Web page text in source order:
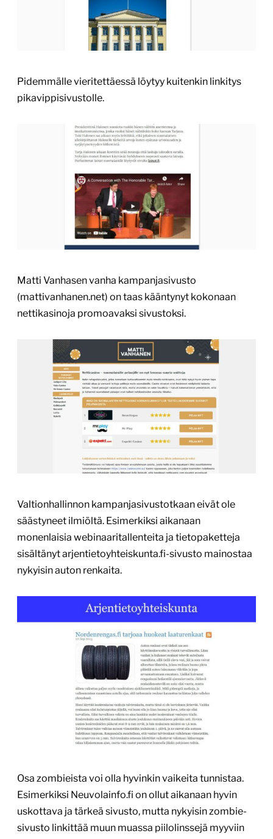
Pidemmälle vieritettäessä löytyy kuitenkin linkitys
pikavippisivustolle.
Matti Vanhasen vanha kampanjasivusto
(mattivanhanen.net) on taas kääntynyt kokonaan
nettikasinoja promoavaksi sivustoksi.
Valtionhallinnon kampanjasivustotkaan eivät ole
säästyneet ilmiöltä. Esimerkiksi aikanaan
monenlaisia webinaaritallenteita ja tietopaketteja
sisältänyt arjentietoyhteiskunta.fi-sivusto mainostaa
nykyisin auton renkaita.
Osa zombieista voi olla hyvinkin vaikeita tunnistaa.
Esimerkiksi Neuvolainfo.fi on ollut aikanaan hyvin
uskottava ja tärkeä sivusto, mutta nykyisin zombie-
sivusto linkittää muun muassa piilolinssejä myyviin